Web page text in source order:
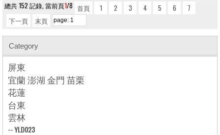
總共 152 記錄, 當前頁1/8 首頁 1 2 3 4 5 6
7
下一頁
末頁
Category
屏東
宜蘭 澎湖 金門 苗栗
花蓮
台東
雲林
--YLD023